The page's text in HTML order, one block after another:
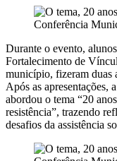
Durante o evento,
Fortalecimento de
município, fizeram duas
Após as apresentações,
abordou o tema “20
resistência”, trazendo
desafios da assistência